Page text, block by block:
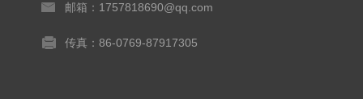
邮箱：1757818690@qq.com
传真：86-0769-87917305